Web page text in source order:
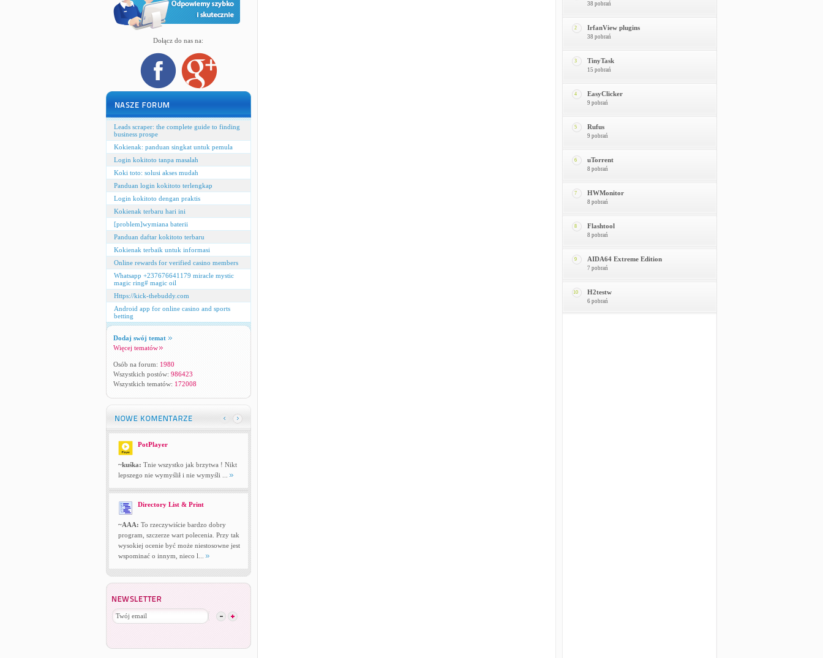
Dołącz do nas na:
Leads scraper: the complete guide to finding
business prospe
Kokienak: panduan singkat untuk pemula
Login kokitoto tanpa masalah
Koki toto: solusi akses mudah
Panduan login kokitoto terlengkap
Login kokitoto dengan praktis
Kokienak terbaru hari ini
[problem]wymiana baterii
Panduan daftar kokitoto terbaru
Kokienak terbaik untuk informasi
Online rewards for verified casino members
Whatsapp +237676641179 miracle mystic
magic ring# magic oil
Https://kick-thebuddy.com
Android app for online casino and sports
betting
Dodaj swój temat
Więcej tematów
Osób na forum: 1980
Wszystkich postów: 986423
Wszystkich tematów: 172008
PotPlayer
~kuśka: Tnie wszystko jak brzytwa ! Nikt
lepszego nie wymyślił i nie wymyśli ...
Directory List & Print
~AAA: To rzeczywiście bardzo dobry
program, szczerze wart polecenia. Przy tak
wysokiej ocenie być może niestosowne jest
wspominać o innym, nieco l...
38 pobrań
2 IrfanView plugins
38 pobrań
3 TinyTask
15 pobrań
4 EasyClicker
9 pobrań
5 Rufus
9 pobrań
6 uTorrent
8 pobrań
7 HWMonitor
8 pobrań
8 Flashtool
8 pobrań
9 AIDA64 Extreme Edition
7 pobrań
10 H2testw
6 pobrań